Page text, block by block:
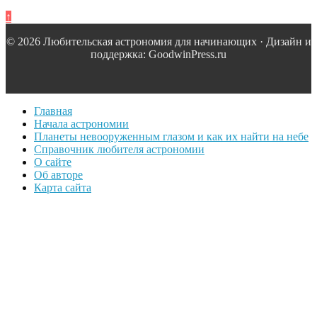
↑
© 2026 Любительская астрономия для начинающих · Дизайн и
поддержка: GoodwinPress.ru
Главная
Начала астрономии
Планеты невооруженным глазом и как их найти на небе
Справочник любителя астрономии
О сайте
Об авторе
Карта сайта